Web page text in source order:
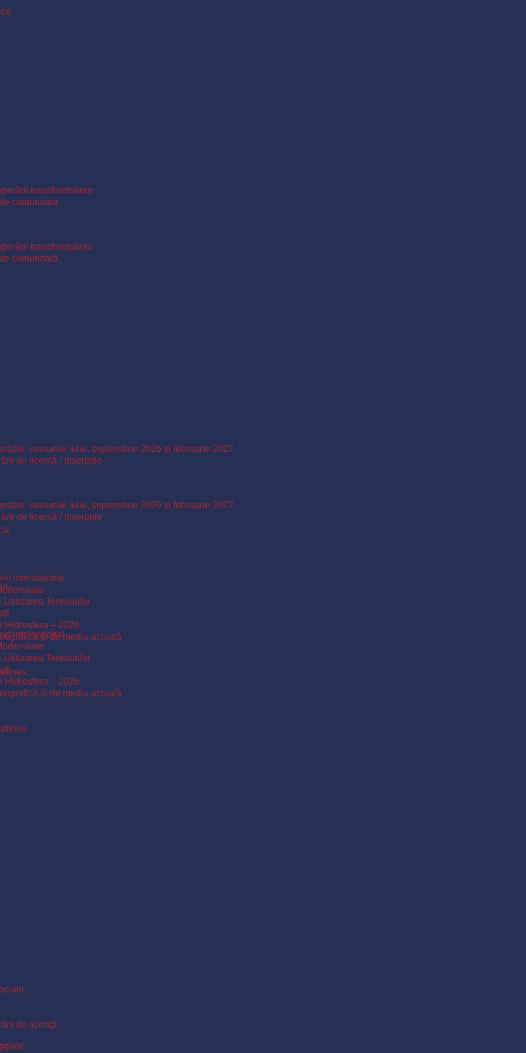
transfrontaliere
comunitară
sesiunile iulie, septembrie 2026 și februarie 2027
de licență / disertație
internațional
Terenurilor
Hidrosfera – 2026
și de mediu actuală
de licență
transfrontaliere
comunitară
sesiunile iulie, septembrie 2026 și februarie 2027
de licență / disertație
internațional
Terenurilor
Hidrosfera – 2026
și de mediu actuală